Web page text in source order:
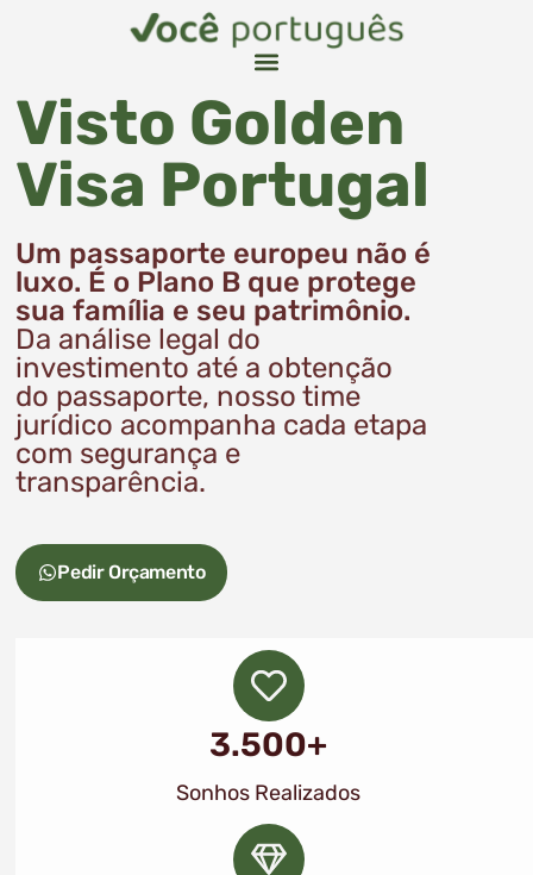
Visto Golden
Visa Portugal​
Um passaporte europeu não é
luxo. É o Plano B que protege
sua família e seu patrimônio.
Da análise legal do
investimento até a obtenção
do passaporte, nosso time
jurídico acompanha cada etapa
com segurança e
transparência.​
Pedir Orçamento
3.500+
Sonhos Realizados